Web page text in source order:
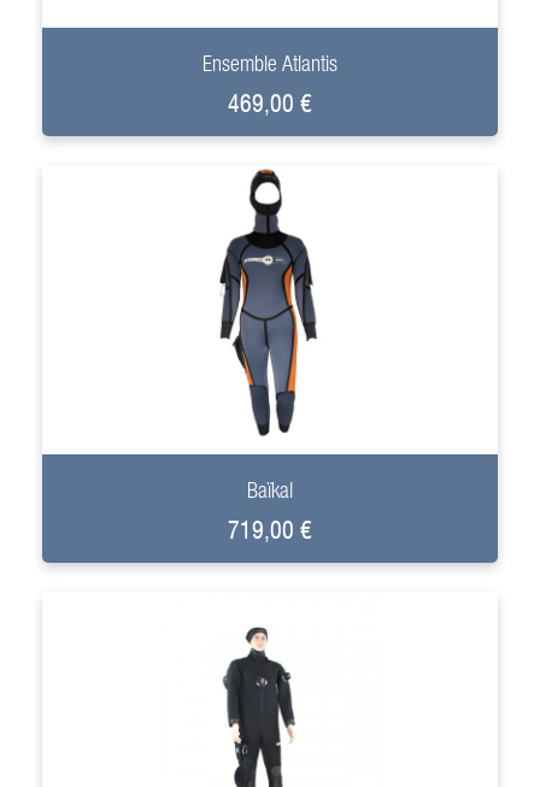
+
Ensemble Atlantis
469,00 €
+
Baïkal
719,00 €